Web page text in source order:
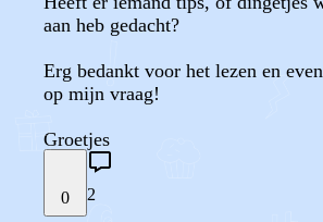
aan heb gedacht?
Erg bedankt voor het lezen en
op mijn vraag!
Groetjes
0 2